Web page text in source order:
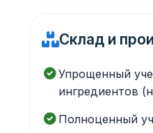
Склад и
Упрощенный
ингредиентов
Полноценный